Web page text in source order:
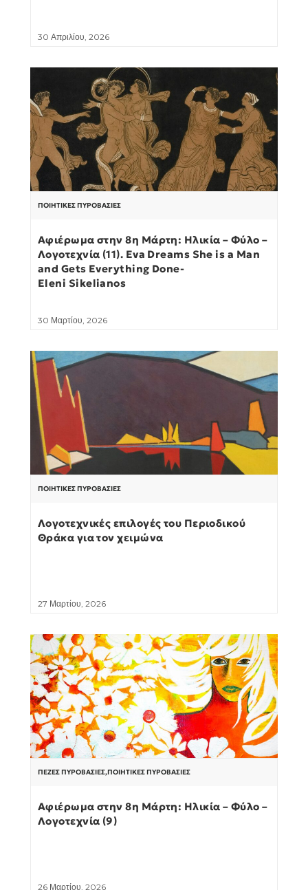
30 Απριλίου, 2026
ΠΟΙΗΤΙΚΈΣ ΠΥΡΟΒΑΣΊΕΣ
Αφιέρωμα στην 8η Μάρτη: Ηλικία – Φύλο –
Λογοτεχνία (11). Eva Dreams She is a Man
and Gets Everything Done-
Eleni Sikelianos
30 Μαρτίου, 2026
ΠΟΙΗΤΙΚΈΣ ΠΥΡΟΒΑΣΊΕΣ
Λογοτεχνικές επιλογές του Περιοδικού
Θράκα για τον χειμώνα
27 Μαρτίου, 2026
ΠΕΖΈΣ ΠΥΡΟΒΑΣΊΕΣ,ΠΟΙΗΤΙΚΈΣ ΠΥΡΟΒΑΣΊΕΣ
Αφιέρωμα στην 8η Μάρτη: Ηλικία – Φύλο –
Λογοτεχνία (9)
26 Μαρτίου, 2026